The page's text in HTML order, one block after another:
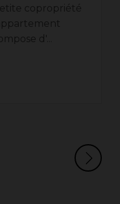
copropriété
d'...